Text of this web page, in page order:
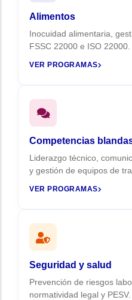
Alimentos
Inocuidad alimentaria,
FSSC 22000 e ISO 22000.
VER PROGRAMAS
Competencias
Liderazgo técnico,
y gestión de equipos de
VER PROGRAMAS
Seguridad y salud
Prevención de riesgos
normatividad legal y PESV.